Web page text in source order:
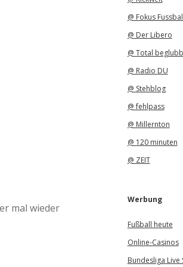
mal wieder
@ Fokus
@ Der Libero
@ Total
@ Radio DU
@ Stehblog
@ fehlpass
@ Millernton
@ 120 minuten
@ ZEIT
Werbung
Fußball heute
Online-Casinos
Bundesliga Live